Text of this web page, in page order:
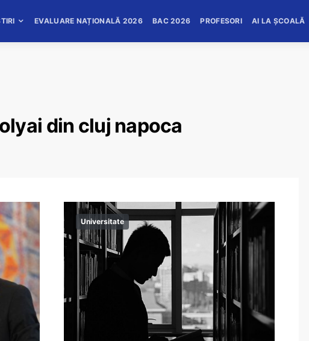
EVALUARE NAȚIONALĂ 2026 BAC 2026 PROFESORI AI LA ȘCOALĂ
din cluj napoca
Universitate